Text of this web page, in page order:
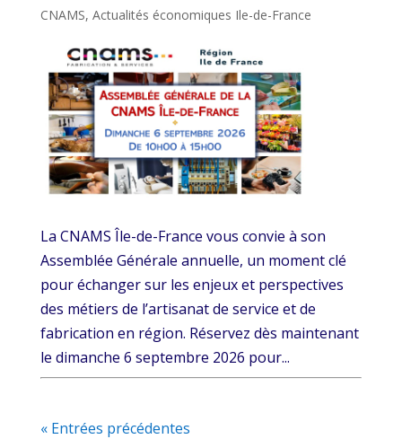
CNAMS, Actualités économiques Ile-de-France
La CNAMS Île-de-France vous convie à son
Assemblée Générale annuelle, un moment clé
pour échanger sur les enjeux et perspectives
des métiers de l’artisanat de service et de
fabrication en région. Réservez dès maintenant
le dimanche 6 septembre 2026 pour...
« Entrées précédentes